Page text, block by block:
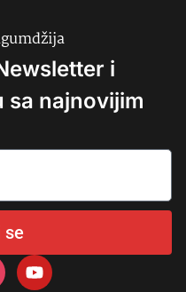
i
sa najnovijim
se